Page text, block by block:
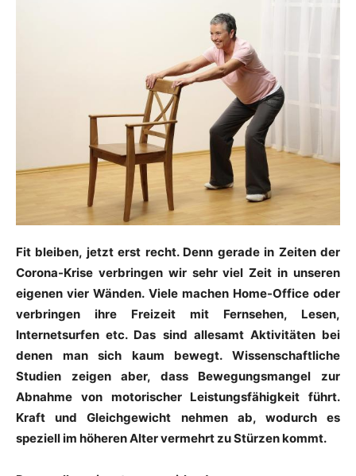
Fit bleiben, jetzt erst recht. Denn gerade in Zeiten der
Corona-Krise verbringen wir sehr viel Zeit in unseren
eigenen vier Wänden. Viele machen Home-Office oder
verbringen ihre Freizeit mit Fernsehen, Lesen,
Internetsurfen etc. Das sind allesamt Aktivitäten bei
denen man sich kaum bewegt. Wissenschaftliche
Studien zeigen aber, dass Bewegungsmangel zur
Abnahme von motorischer Leistungsfähigkeit führt.
Kraft und Gleichgewicht nehmen ab, wodurch es
speziell im höheren Alter vermehrt zu Stürzen kommt.